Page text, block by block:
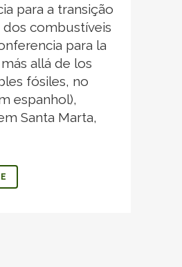
para a transição
dos combustíveis
para la
allá de los
fósiles, no
espanhol),
Santa Marta,